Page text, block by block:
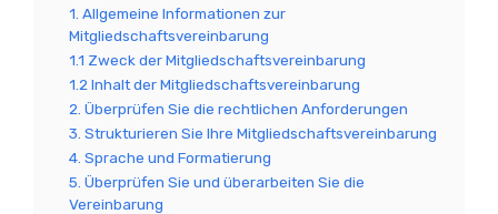
1. Allgemeine Informationen zur
Mitgliedschaftsvereinbarung
1.1 Zweck der Mitgliedschaftsvereinbarung
1.2 Inhalt der Mitgliedschaftsvereinbarung
2. Überprüfen Sie die rechtlichen Anforderungen
3. Strukturieren Sie Ihre Mitgliedschaftsvereinbarung
4. Sprache und Formatierung
5. Überprüfen Sie und überarbeiten Sie die
Vereinbarung